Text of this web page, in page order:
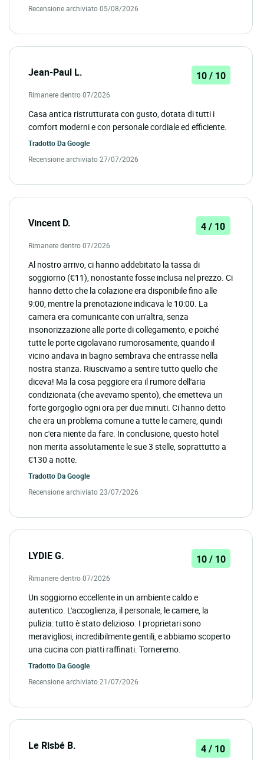
Recensione archiviato 05/08/2026
Jean-Paul L. 10 / 10
Rimanere dentro 07/2026
Casa antica ristrutturata con gusto, dotata di tutti i
comfort moderni e con personale cordiale ed efficiente.
Tradotto DaGoogle
Recensione archiviato 27/07/2026
Vincent D. 4 / 10
Rimanere dentro 07/2026
Al nostro arrivo, ci hanno addebitato la tassa di
soggiorno (€11), nonostante fosse inclusa nel prezzo. Ci
hanno detto che la colazione era disponibile fino alle
9:00, mentre la prenotazione indicava le 10:00. La
camera era comunicante con un'altra, senza
insonorizzazione alle porte di collegamento, e poiché
tutte le porte cigolavano rumorosamente, quando il
vicino andava in bagno sembrava che entrasse nella
nostra stanza. Riuscivamo a sentire tutto quello che
diceva! Ma la cosa peggiore era il rumore dell'aria
condizionata (che avevamo spento), che emetteva un
forte gorgoglio ogni ora per due minuti. Ci hanno detto
che era un problema comune a tutte le camere, quindi
non c'era niente da fare. In conclusione, questo hotel
non merita assolutamente le sue 3 stelle, soprattutto a
€130 a notte.
Tradotto DaGoogle
Recensione archiviato 23/07/2026
LYDIE G. 10 / 10
Rimanere dentro 07/2026
Un soggiorno eccellente in un ambiente caldo e
autentico. L'accoglienza, il personale, le camere, la
pulizia: tutto è stato delizioso. I proprietari sono
meravigliosi, incredibilmente gentili, e abbiamo scoperto
una cucina con piatti raffinati. Torneremo.
Tradotto DaGoogle
Recensione archiviato 21/07/2026
Le Risbé B. 4 / 10